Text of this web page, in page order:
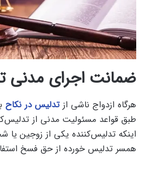
ضمانت اجرای مدنی
هرگاه ازدواج ناشی از تدلیس در نکاح
طبق قواعد مسئولیت مدنی از
اینکه تدلیس‌کننده یکی از زوجین یا
همسر تدلیس خورده از حق فسخ